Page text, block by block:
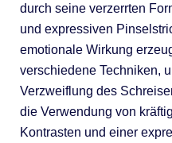
durch seine verzerrten
und expressiven
emotionale Wirkung
verschiedene Techniken,
Verzweiflung des
die Verwendung von
Kontrasten und einer